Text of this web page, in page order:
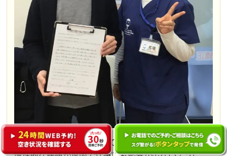
1年前から施術させて頂いています。